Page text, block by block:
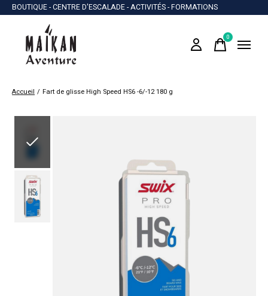
BOUTIQUE - CENTRE D'ESCALADE - ACTIVITÉS - FORMATIONS
0items
Accueil / Fart de glisse High Speed HS6 -6/-12 180 g